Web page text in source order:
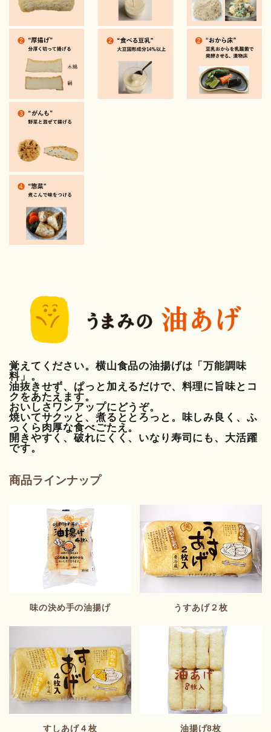
覚えてください。横山食品の油揚げは「万能調味
料」。
油抜きせず、ぱっと加えるだけで、料理に旨味とコ
クをあたえます。
おいしさワンアップにどうぞ。
焼いてサクッと、煮るととろっと。味しみ良く、ふ
っくら肉厚な食べごたえ。
開きやすく、破れにくく、いなり寿司にも、大活躍
です。
商品ラインナップ
味の決め手の油揚げ うすあげ２枚
すしあげ４枚 油揚げ8枚